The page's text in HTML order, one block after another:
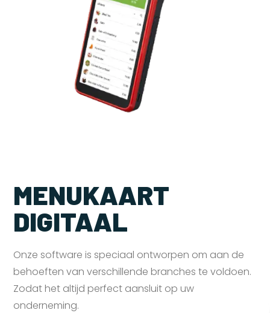
MENUKAART
DIGITAAL
Onze software is speciaal ontworpen om aan de
behoeften van verschillende branches te voldoen.
Zodat het altijd perfect aansluit op uw
onderneming.